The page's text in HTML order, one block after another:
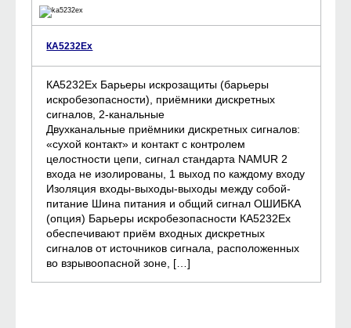
КА5232Ех
КА5232Ех Барьеры искрозащиты (барьеры
искробезопасности), приёмники дискретных
сигналов, 2-канальные
Двухканальные приёмники дискретных сигналов:
«сухой контакт» и контакт с контролем
целостности цепи, сигнал стандарта NAMUR 2
входа не изолированы, 1 выход по каждому входу
Изоляция входы-выходы-выходы между собой-
питание Шина питания и общий сигнал ОШИБКА
(опция) Барьеры искробезопасности КА5232Ех
обеспечивают приём входных дискретных
сигналов от источников сигнала, расположенных
во взрывоопасной зоне, […]